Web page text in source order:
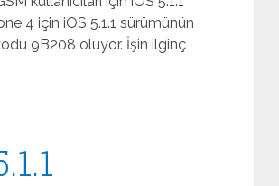
4 için iOS 5.1.1 sürümünün
9B208 oluyor. İşin ilginç